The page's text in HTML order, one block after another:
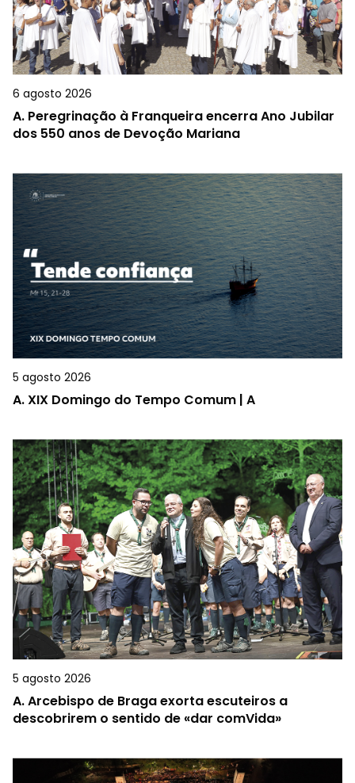
6 agosto 2026
A. Peregrinação à Franqueira encerra Ano Jubilar
dos 550 anos de Devoção Mariana
5 agosto 2026
A.XIX Domingo do Tempo Comum | A
5 agosto 2026
A.Arcebispo de Braga exorta escuteiros a
descobrirem o sentido de «dar comVida»